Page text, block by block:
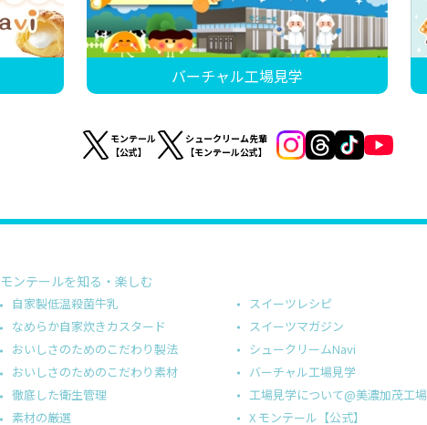
バーチャル工場見学
モンテール
【公式】
シュークリーム先輩
【モンテール公式】
モンテールを知る・楽しむ
自家製低温殺菌牛乳
なめらか自家炊きカスタード
おいしさのためのこだわり製法
おいしさのためのこだわり素材
徹底した衛生管理
素材の厳選
スイーツレシピ
スイーツマガジン
シュークリームNavi
バーチャル工場見学
工場見学について@美濃加茂工場
X モンテール【公式】